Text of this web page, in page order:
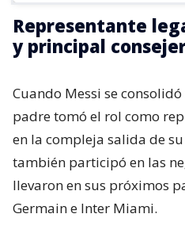
Representante
y principal
Cuando Messi se
padre tomó el rol como
en la compleja salida de
también participó en las
llevaron en sus próximos
Germain e Inter Miami.